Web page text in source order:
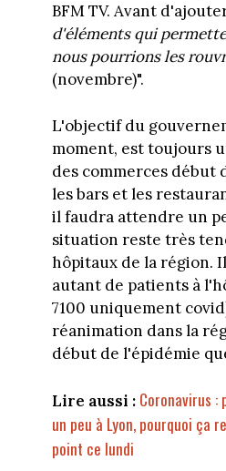
BFM TV. Avant
d'éléments qui
nous pourrions les
(novembre)".
L'objectif du
moment, est toujours
des commerces début
les bars et les
il faudra attendre un
situation reste très
hôpitaux de la région.
autant de patients à
7100 uniquement
réanimation dans la
début de l'épidémie
Lire aussi : Coronavirus :
un peu à Lyon, pourquoi ça
point ce lundi